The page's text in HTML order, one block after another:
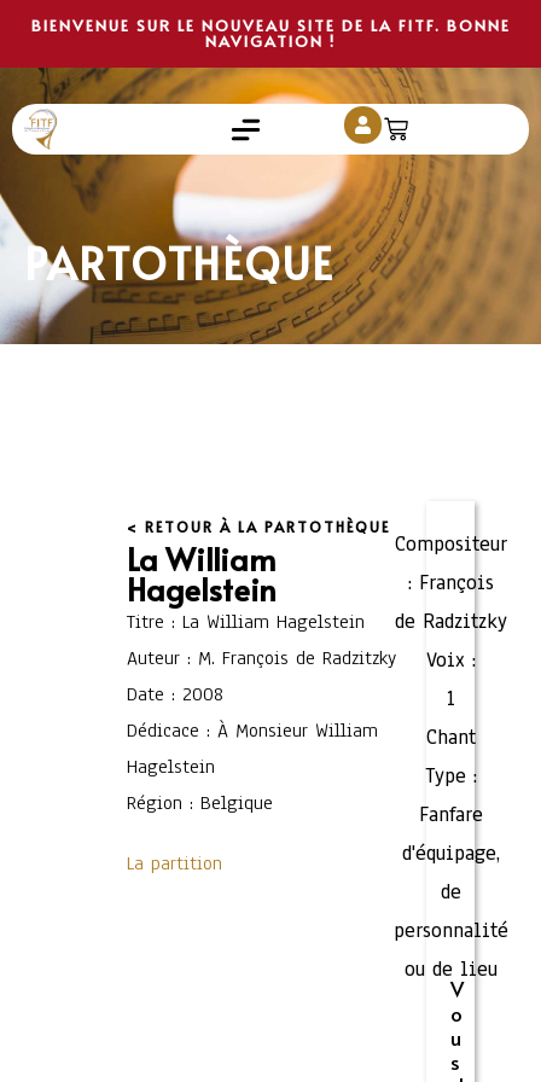
BIENVENUE SUR LE NOUVEAU SITE DE LA FITF. BONNE
NAVIGATION !
PARTOTHÈQUE
< RETOUR À LA PARTOTHÈQUE
La William
Hagelstein
Titre : La William Hagelstein
Auteur : M. François de Radzitzky
Date : 2008
Dédicace : À Monsieur William
Hagelstein
Région : Belgique
La partition
Compositeur
: François
de Radzitzky
Voix :
1
Chant
Type :
Fanfare
d'équipage,
de
personnalité
ou de lieu
V
o
u
s